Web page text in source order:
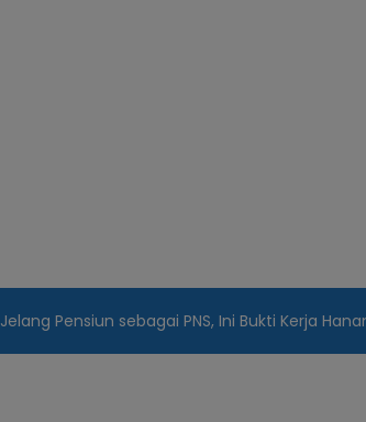
Jelang Pensiun sebagai PNS, Ini Bukti Kerja